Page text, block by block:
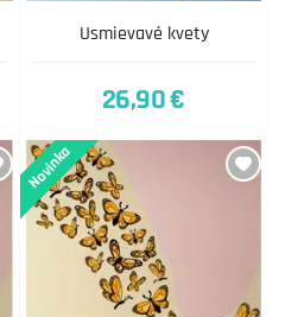
Usmievavé kvety
26,90 €
Novinka